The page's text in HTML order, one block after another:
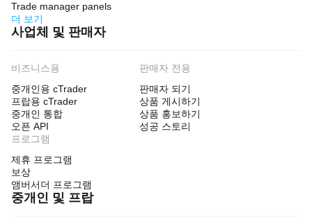
Trade manager panels
더 보기
사업체 및 판매자
비즈니스용
중개인용 cTrader
프랍용 cTrader
중개인 통합
오픈 API
판매자 전용
판매자 되기
상품 게시하기
상품 홍보하기
성공 스토리
프로그램
제휴 프로그램
보상
앰버서더 프로그램
중개인 및 프랍